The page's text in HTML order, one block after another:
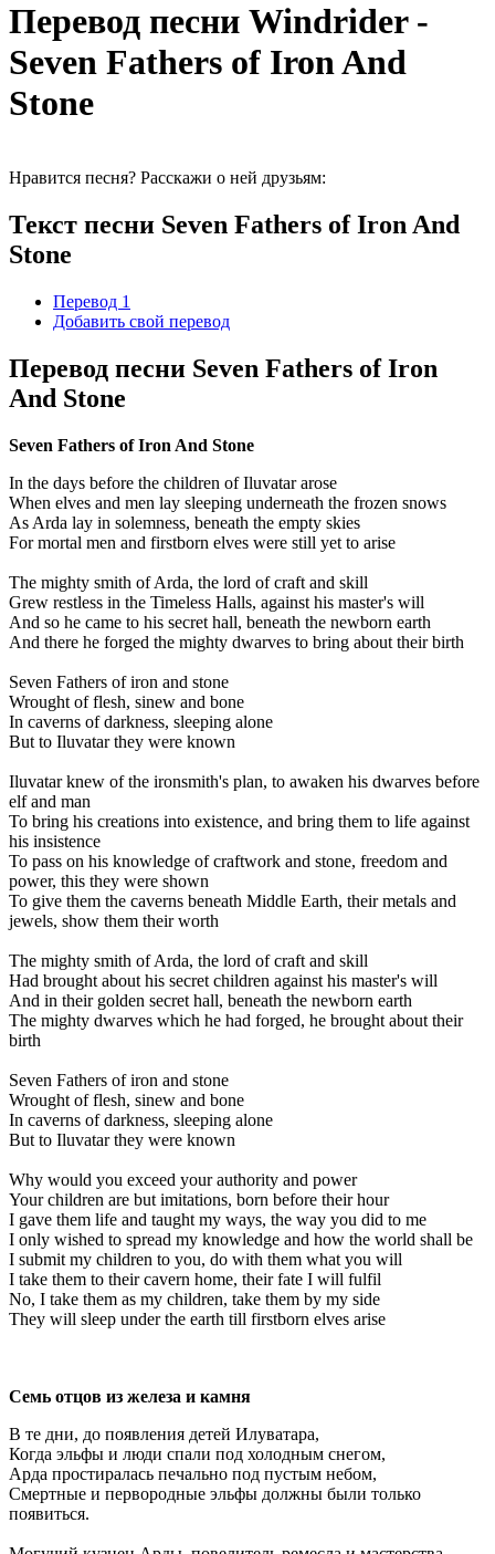
Перевод песни Windrider -
Seven Fathers of Iron And
Stone
Нравится песня? Расскажи о ней друзьям:
Текст песни Seven Fathers of Iron And
Stone
Перевод 1
Добавить свой перевод
Перевод песни Seven Fathers of Iron
And Stone
Seven Fathers of Iron And Stone
In the days before the children of Iluvatar arose
When elves and men lay sleeping underneath the frozen snows
As Arda lay in solemness, beneath the empty skies
For mortal men and firstborn elves were still yet to arise
The mighty smith of Arda, the lord of craft and skill
Grew restless in the Timeless Halls, against his master's will
And so he came to his secret hall, beneath the newborn earth
And there he forged the mighty dwarves to bring about their birth
Seven Fathers of iron and stone
Wrought of flesh, sinew and bone
In caverns of darkness, sleeping alone
But to Iluvatar they were known
Iluvatar knew of the ironsmith's plan, to awaken his dwarves before
elf and man
To bring his creations into existence, and bring them to life against
his insistence
To pass on his knowledge of craftwork and stone, freedom and
power, this they were shown
To give them the caverns beneath Middle Earth, their metals and
jewels, show them their worth
The mighty smith of Arda, the lord of craft and skill
Had brought about his secret children against his master's will
And in their golden secret hall, beneath the newborn earth
The mighty dwarves which he had forged, he brought about their
birth
Seven Fathers of iron and stone
Wrought of flesh, sinew and bone
In caverns of darkness, sleeping alone
But to Iluvatar they were known
Why would you exceed your authority and power
Your children are but imitations, born before their hour
I gave them life and taught my ways, the way you did to me
I only wished to spread my knowledge and how the world shall be
I submit my children to you, do with them what you will
I take them to their cavern home, their fate I will fulfil
No, I take them as my children, take them by my side
They will sleep under the earth till firstborn elves arise
Семь отцов из железа и камня
В те дни, до появления детей Илуватара,
Когда эльфы и люди спали под холодным снегом,
Арда простиралась печально под пустым небом,
Смертные и первородные эльфы должны были только
появиться.